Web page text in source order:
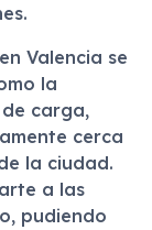
Valencia se
la
carga,
cerca
la ciudad.
a las
pudiendo